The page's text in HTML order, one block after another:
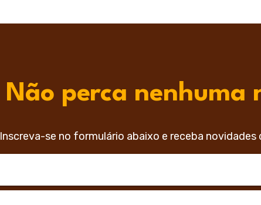
Não perca nenhuma
Inscreva-se no formulário abaixo e receba